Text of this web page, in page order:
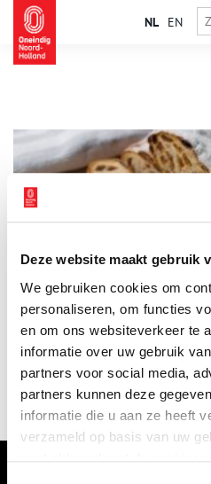
Deze website maakt gebruik
We gebruiken cookies om
personaliseren, om functies
en om ons websiteverkeer te
informatie over uw gebruik
partners voor social media,
partners kunnen deze
informatie die u aan ze heeft
verzameld op basis van uw
NL EN
Kerstbroden, waaronder de in de
negentiende eeuw uit Duitsland
zijn een traktatie in de
wit suikerpoeder bestrooide
huiselijke kring, maar ook vaste
kerstvieringen.